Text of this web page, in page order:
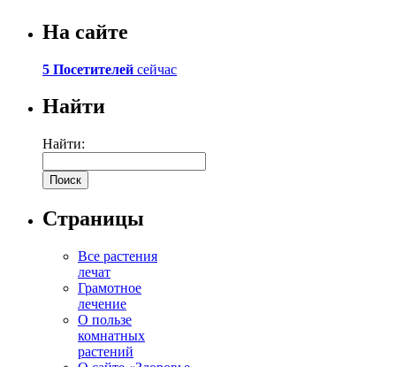
На сайте
5 Посетителей сейчас
Найти
Найти:
Страницы
Все растения
лечат
Грамотное
лечение
О пользе
комнатных
растений